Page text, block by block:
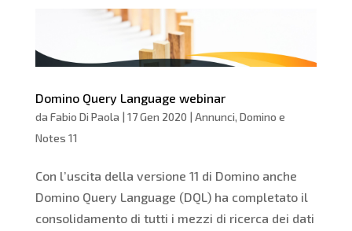
Domino Query Language webinar
da Fabio Di Paola | 17 Gen 2020 | Annunci, Domino e
Notes 11
Con l’uscita della versione 11 di Domino anche
Domino Query Language (DQL) ha completato il
consolidamento di tutti i mezzi di ricerca dei dati